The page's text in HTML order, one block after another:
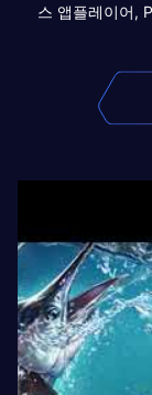
스 앱플레이어,